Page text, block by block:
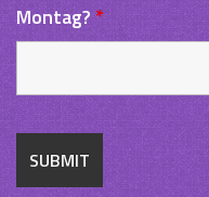
Montag?*